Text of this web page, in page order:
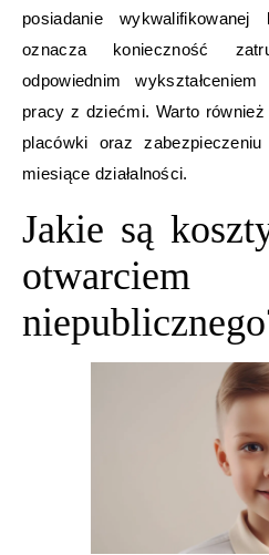
posiadanie
oznacza konieczność
odpowiednim
pracy z dziećmi. Warto
placówki oraz
miesiące działalności.
Jakie są
otwarciem